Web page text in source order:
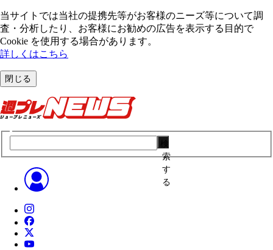
当サイトでは当社の提携先等がお客様のニーズ等について調
査・分析したり、お客様にお勧めの広告を表⽰する⽬的で
Cookie を使⽤する場合があります。
詳しくはこちら
閉じる
索
す
る